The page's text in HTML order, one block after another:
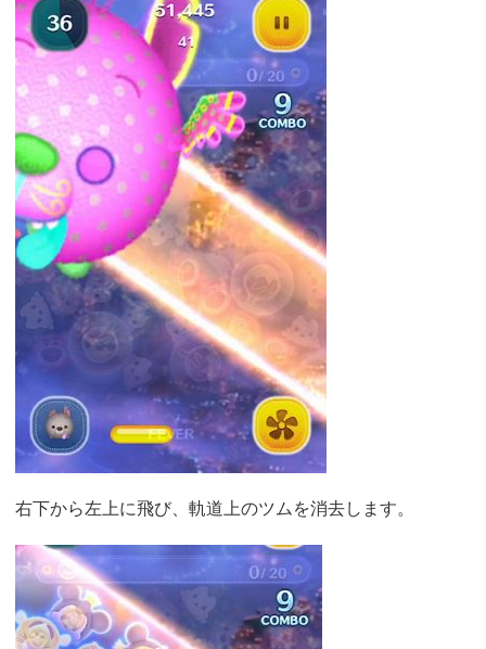
右下から左上に飛び、軌道上のツムを消去します。